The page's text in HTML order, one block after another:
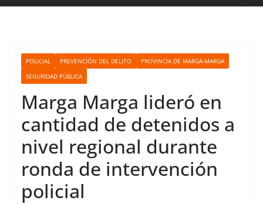
POLICIAL PREVENCIÓN DEL DELITO
PROVINCIA DE MARGA-MARGA
SEGURIDAD PÚBLICA
Marga Marga lideró en
cantidad de detenidos a
nivel regional durante
ronda de intervención
policial